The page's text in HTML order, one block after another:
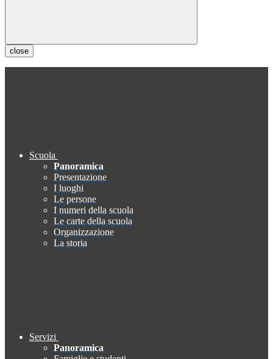
close
Scuola
Panoramica
Presentazione
I luoghi
Le persone
I numeri della scuola
Le carte della scuola
Organizzazione
La storia
Servizi
Panoramica